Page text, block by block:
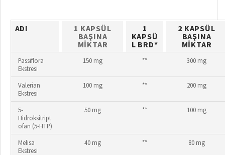
ADI
1 KAPSÜL
BAŞINA
MIKTAR
1
KAPSÜ
L BRD*
2 KAPSÜL
BAŞINA
MIKTAR
Passiflora
Ekstresi
150 mg ** 300 mg
Valerian
Ekstresi
100 mg ** 200 mg
5-
Hidroksitript
ofan (5-HTP)
50 mg ** 100 mg
Melisa
Ekstresi
40 mg ** 80 mg